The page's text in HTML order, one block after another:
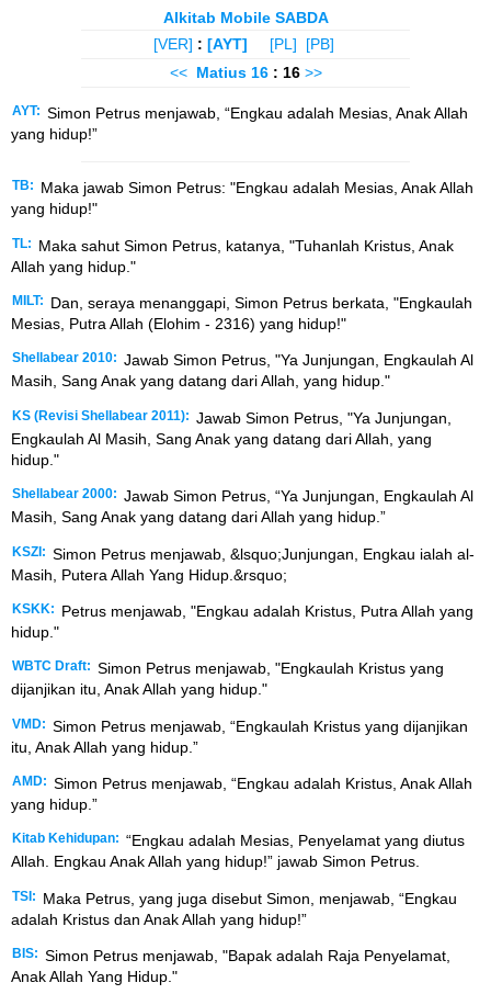
Alkitab Mobile SABDA
[VER] : [AYT] [PL]
[PB]
<< Matius 16 : 16 >>
AYT: Simon Petrus menjawab, “Engkau adalah Mesias, Anak Allah
yang hidup!”
TB:
Maka jawab Simon Petrus: "Engkau adalah Mesias, Anak Allah
yang hidup!"
TL:
Maka sahut Simon Petrus, katanya, "Tuhanlah Kristus, Anak
Allah yang hidup."
MILT:
Dan, seraya menanggapi, Simon Petrus berkata, "Engkaulah
Mesias, Putra Allah (Elohim - 2316) yang hidup!"
Shellabear 2010: Jawab Simon Petrus, "Ya Junjungan, Engkaulah Al
Masih, Sang Anak yang datang dari Allah, yang hidup."
KS (Revisi Shellabear 2011): Jawab Simon Petrus, "Ya Junjungan,
Engkaulah Al Masih, Sang Anak yang datang dari Allah, yang
hidup."
Shellabear 2000: Jawab Simon Petrus, “Ya Junjungan, Engkaulah Al
Masih, Sang Anak yang datang dari Allah yang hidup.”
KSZI: Simon Petrus menjawab, &lsquo;Junjungan, Engkau ialah al-
Masih, Putera Allah Yang Hidup.&rsquo;
KSKK:
Petrus menjawab, "Engkau adalah Kristus, Putra Allah yang
hidup."
WBTC Draft: Simon Petrus menjawab, "Engkaulah Kristus yang
dijanjikan itu, Anak Allah yang hidup."
VMD: Simon Petrus menjawab, “Engkaulah Kristus yang dijanjikan
itu, Anak Allah yang hidup.”
AMD: Simon Petrus menjawab, “Engkau adalah Kristus, Anak Allah
yang hidup.”
Kitab Kehidupan: “Engkau adalah Mesias, Penyelamat yang diutus
Allah. Engkau Anak Allah yang hidup!” jawab Simon Petrus.
TSI:
Maka Petrus, yang juga disebut Simon, menjawab, “Engkau
adalah Kristus dan Anak Allah yang hidup!”
BIS: Simon Petrus menjawab, "Bapak adalah Raja Penyelamat,
Anak Allah Yang Hidup."